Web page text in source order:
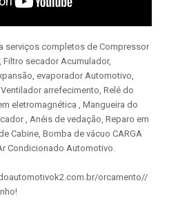
serviços completos de Compressor
secador Acumulador,
evaporador Automotivo,
arrefecimento, Relé do
eletromagnética , Mangueira do
, Anéis de vedação, Reparo em
Cabine, Bomba de vácuo CARGA
Condicionado Automotivo.
orcamento//